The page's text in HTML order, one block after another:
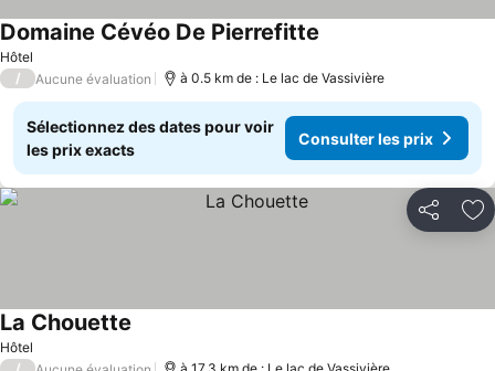
Hôtel
Domaine Cévéo De Pierrefitte
/ Aucune évaluation à 0.5 km de : Le lac de Vassivière
Sélectionnez des dates pour voir
les prix exacts
Consulter les prix
Partager
Hôtel
La Chouette